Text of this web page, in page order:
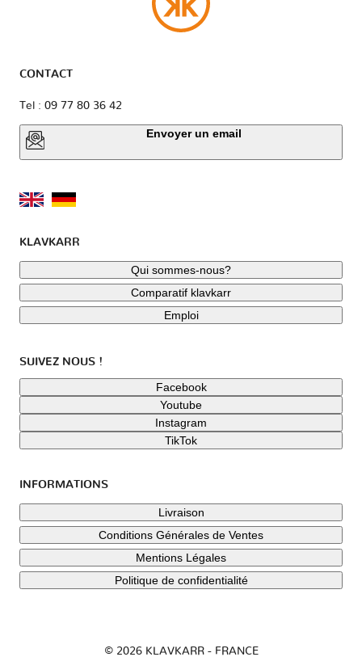
CONTACT
Tel : 09 77 80 36 42
Envoyer un email
KLAVKARR
Qui sommes-nous?
Comparatif klavkarr
Emploi
SUIVEZ NOUS !
Facebook
Youtube
Instagram
TikTok
INFORMATIONS
Livraison
Conditions Générales de Ventes
Mentions Légales
Politique de confidentialité
© 2026 KLAVKARR - FRANCE